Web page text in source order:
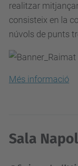
realitzar
consisteix en la
núvols de punts
Més informació
Sala